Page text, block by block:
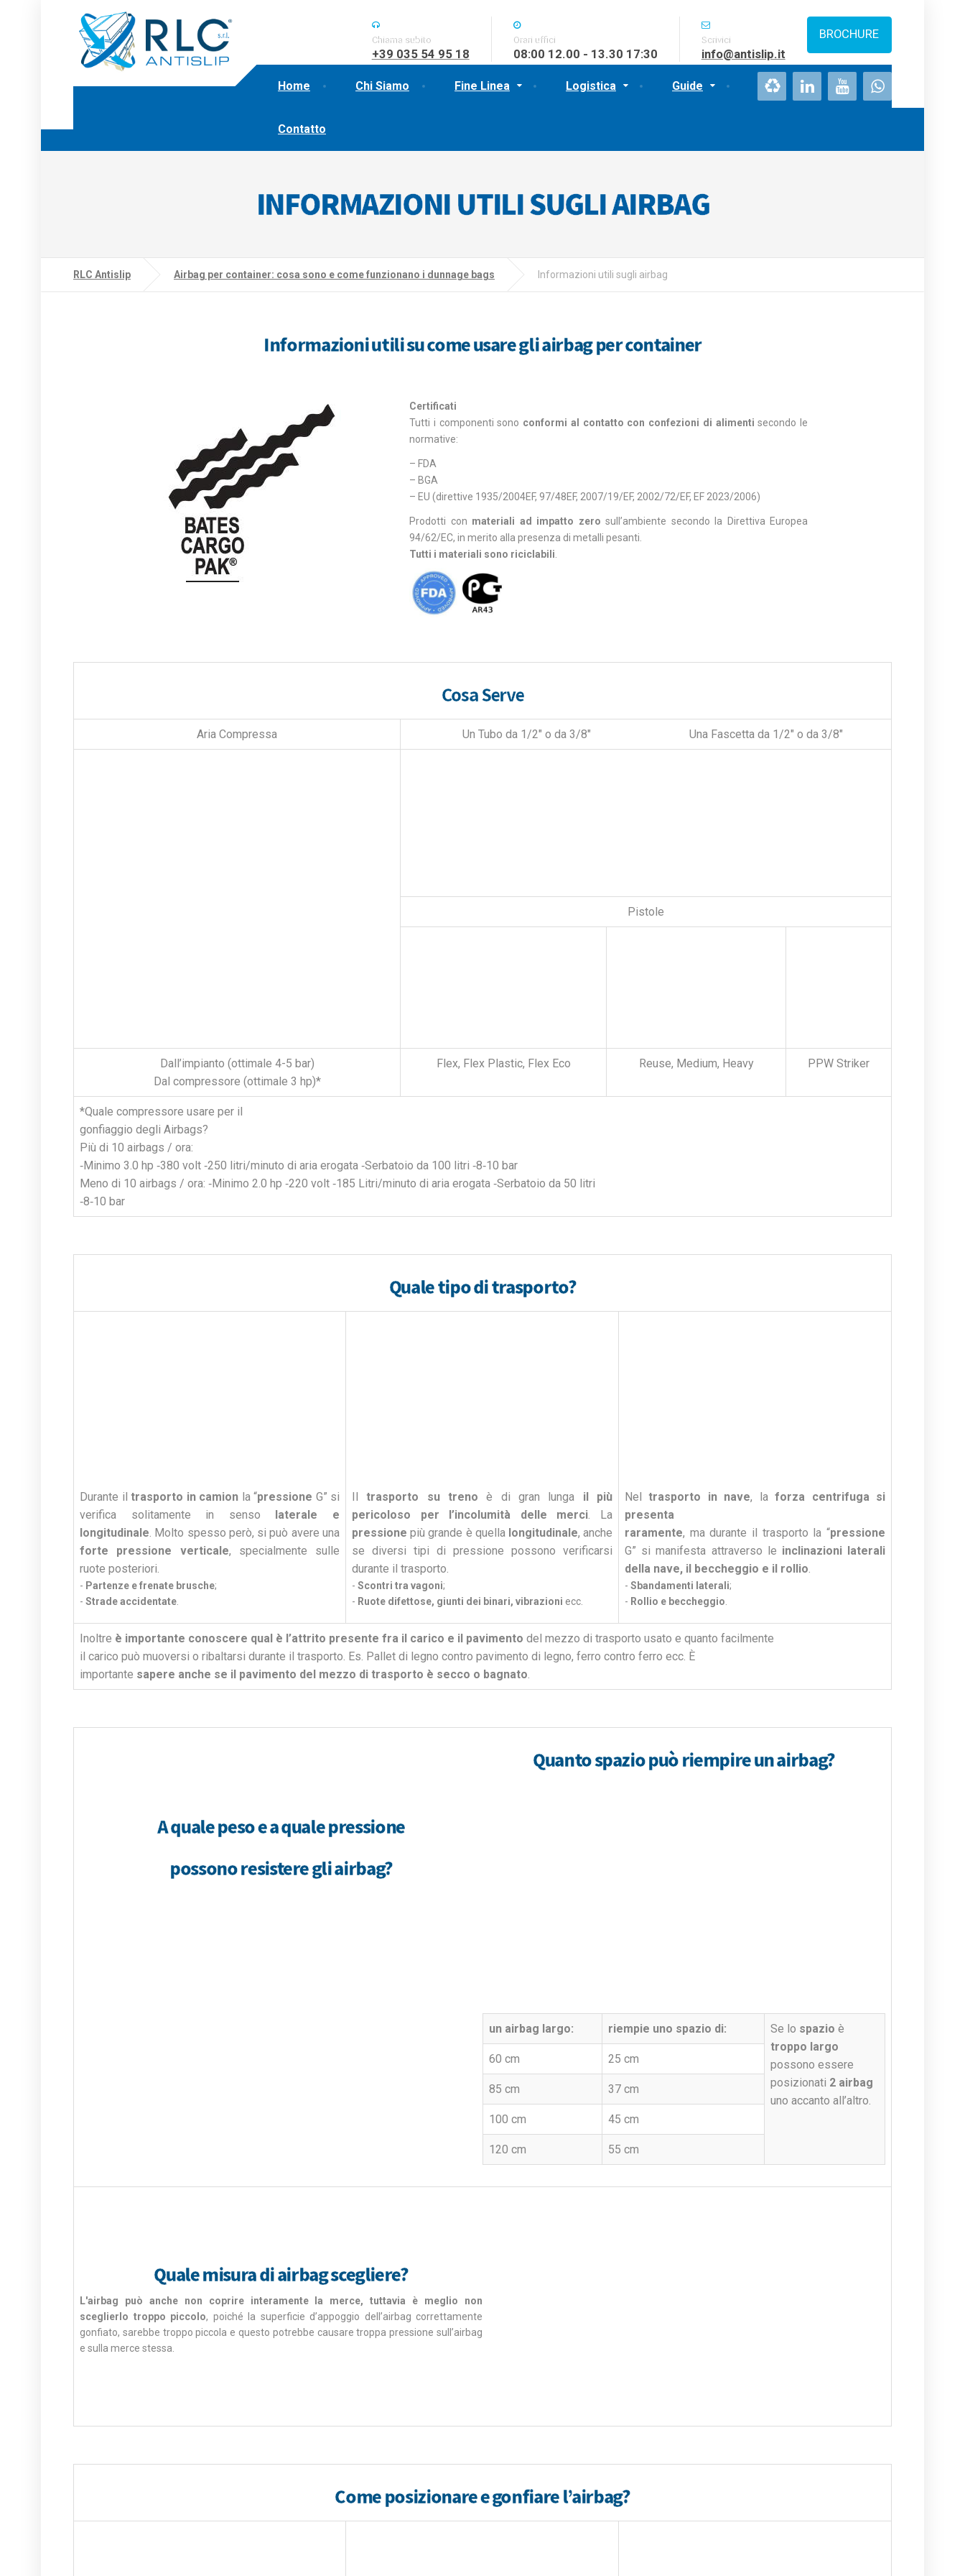
Home Chi Siamo Fine Linea Logistica Guide
Contatto
Chiama subito
+39 035 54 95 18
Orari uffici
08:00 12.00 - 13.30 17:30
Scrivici
info@antislip.it
BROCHURE
INFORMAZIONI UTILI SUGLI AIRBAG
RLC Antislip Airbag per container: cosa sono e come funzionano i dunnage bags Informazioni utili sugli airbag
Informazioni utili su come usare gli airbag per container
Certificati
Tutti i componenti sono conformi al contatto con confezioni di alimenti secondo le
normative:
– FDA
– BGA
– EU (direttive 1935/2004EF, 97/48EF, 2007/19/EF, 2002/72/EF, EF 2023/2006)
Prodotti con materiali ad impatto zero sull’ambiente secondo la Direttiva Europea
94/62/EC, in merito alla presenza di metalli pesanti.
Tutti i materiali sono riciclabili
Cosa Serve
Aria Compressa Un Tubo da 1/2" o da 3/8" Una Fascetta da 1/2" o da 3/8"
Pistole
Dall’impianto (ottimale 4-5 bar)
Dal compressore (ottimale 3 hp)*
Flex, Flex Plastic, Flex Eco Reuse, Medium, Heavy PPW Striker
*Quale compressore usare per il
gonfiaggio degli Airbags?
Più di 10 airbags / ora:
‐Minimo 3.0 hp ‐380 volt ‐250 litri/minuto di aria erogata ‐Serbatoio da 100 litri ‐8‐10 bar
Meno di 10 airbags / ora: ‐Minimo 2.0 hp ‐220 volt ‐185 Litri/minuto di aria erogata ‐Serbatoio da 50 litri
‐8‐10 bar
Quale tipo di trasporto?
Durante il trasporto in camion la “pressione G” si
verifica solitamente in senso laterale e
longitudinale . Molto spesso però, si può avere una
forte pressione verticale, specialmente sulle
ruote posteriori.
- Partenze e frenate brusche;
- Strade accidentate
Iltrasporto su treno è di gran lunga il più
pericoloso per l’incolumità delle merci. La
pressione più grande è quella longitudinale, anche
se diversi tipi di pressione possono verificarsi
durante il trasporto.
- Scontri tra vagoni;
- Ruote difettose, giunti dei binari, vibrazioni ecc.
Neltrasporto in nave, laforza centrifuga si
presenta
raramente, ma durante il trasporto la “pressione
G” si manifesta attraverso le inclinazioni laterali
della nave, il beccheggio e il rollio.
- Sbandamenti laterali;
- Rollio e beccheggio
Inoltre è importante conoscere qual è l’attrito presente fra il carico e il pavimento del mezzo di trasporto usato e quanto facilmente
il carico può muoversi o ribaltarsi durante il trasporto. Es. Pallet di legno contro pavimento di legno, ferro contro ferro ecc. È
importante sapere anche se il pavimento del mezzo di trasporto è secco o bagnato.
A quale peso e a quale pressione
possono resistere gli airbag?
Quanto spazio può riempire un airbag?
un airbag largo: riempie uno spazio di: Se lo spazio è
troppo largo
possono essere
posizionati 2 airbag
uno accanto all’altro.
60 cm 25 cm
85 cm 37 cm
100 cm 45 cm
120 cm 55 cm
Quale misura di airbag scegliere?
L'airbag può anche non coprire interamente la merce, tuttavia è meglio non
sceglierlo troppo piccolo, poiché la superficie d’appoggio dell’airbag correttamente
gonfiato, sarebbe troppo piccola e questo potrebbe causare troppa pressione sull’airbag
e sulla merce stessa.
Come posizionare e gonfiare l’airbag?